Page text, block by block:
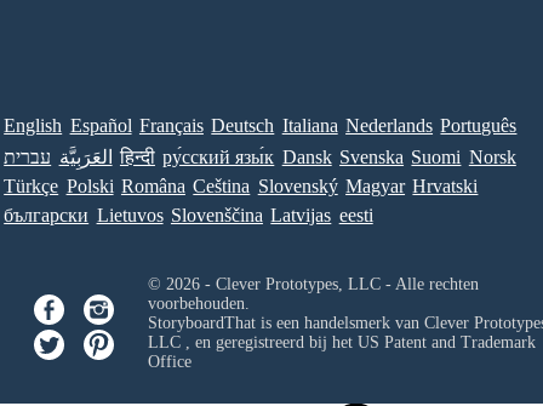
English Español Français Deutsch Italiana Nederlands Português
עברית العَرَبِيَّة हिन्दी ру́сский язы́к Dansk Svenska Suomi Norsk
Türkçe Polski Româna Ceština Slovenský Magyar Hrvatski
български Lietuvos Slovenščina Latvijas eesti
© 2026 - Clever Prototypes, LLC - Alle rechten
voorbehouden.
StoryboardThat is een handelsmerk van Clever
LLC, en geregistreerd bij het US Patent and Trademark
Office